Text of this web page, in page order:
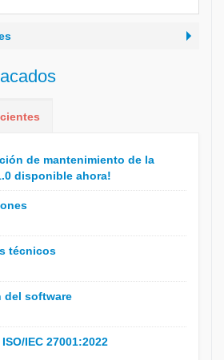
de mantenimiento de la
disponible ahora!
técnicos
del software
IEC 27001:2022